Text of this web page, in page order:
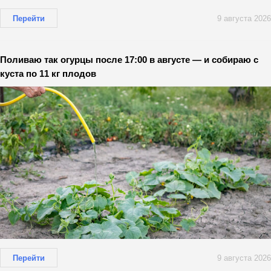
Перейти 9 августа 2026
Поливаю так огурцы после 17:00 в августе — и собираю с
куста по 11 кг плодов
Перейти 9 августа 2026